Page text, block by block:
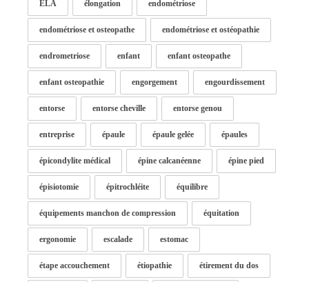
ELA élongation endométriose
endométriose et osteopathe endométriose et ostéopathie
endrometriose enfant enfant osteopathe
enfant osteopathie engorgement engourdissement
entorse entorse cheville entorse genou
entreprise épaule épaule gelée épaules
épicondylite médical épine calcanéenne épine pied
épisiotomie épitrochléite équilibre
équipements manchon de compression équitation
ergonomie escalade estomac
étape accouchement étiopathie étirement du dos